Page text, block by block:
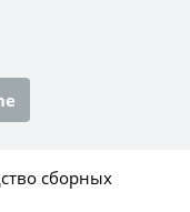
сборных